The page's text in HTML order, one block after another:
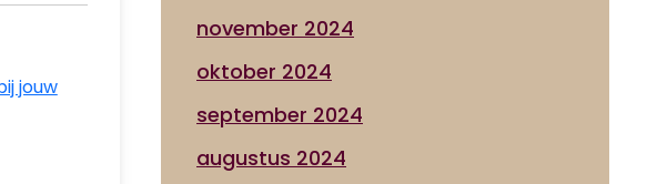
jouw
november 2024
oktober 2024
september 2024
augustus 2024